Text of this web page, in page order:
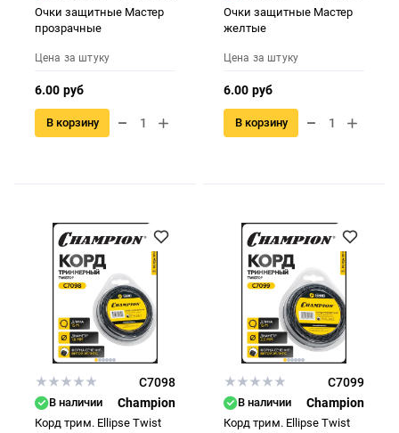
Очки защитные Мастер
прозрачные
Цена за штуку
6.00 руб
В корзину
Очки защитные Мастер
желтые
Цена за штуку
6.00 руб
В корзину
C7098
В наличии Champion
Корд трим. Ellipse Twist
C7099
В наличии Champion
Корд трим. Ellipse Twist